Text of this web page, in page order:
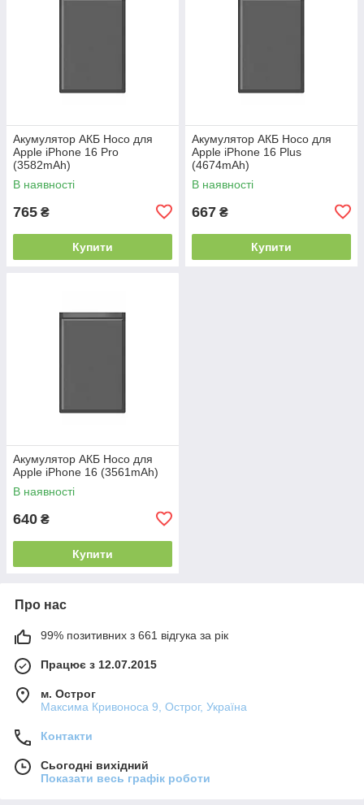
Акумулятор АКБ Hoco для
Apple iPhone 16 Pro
(3582mAh)
В наявності
765 ₴
Купити
Акумулятор АКБ Hoco для
Apple iPhone 16 Plus
(4674mAh)
В наявності
667 ₴
Купити
Акумулятор АКБ Hoco для
Apple iPhone 16 (3561mAh)
В наявності
640 ₴
Купити
Про нас
99% позитивних з 661 відгука за рік
Працює з 12.07.2015
м. Острог
Максима Кривоноса 9, Острог, Україна
Контакти
Сьогодні вихідний
Показати весь графік роботи